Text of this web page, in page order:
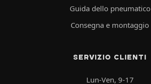
Guida dello pneumatico
Consegna e montaggio
SERVIZIO CLIENTI
Lun-Ven, 9-17